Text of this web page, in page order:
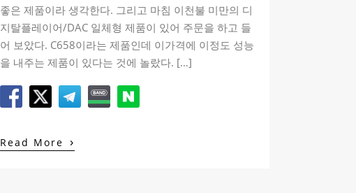
좋은 제품이라 생각한다. 그리고 마침 이천불 미만의 디
지탈플레이어/DAC 일체형 제품이 있어 주문을 하고 들
어 보았다. C658이라는 제품인데 이가격에 이정도 성능
을 내주는 제품이 있다는 것에 놀랐다. […]
Read More ›